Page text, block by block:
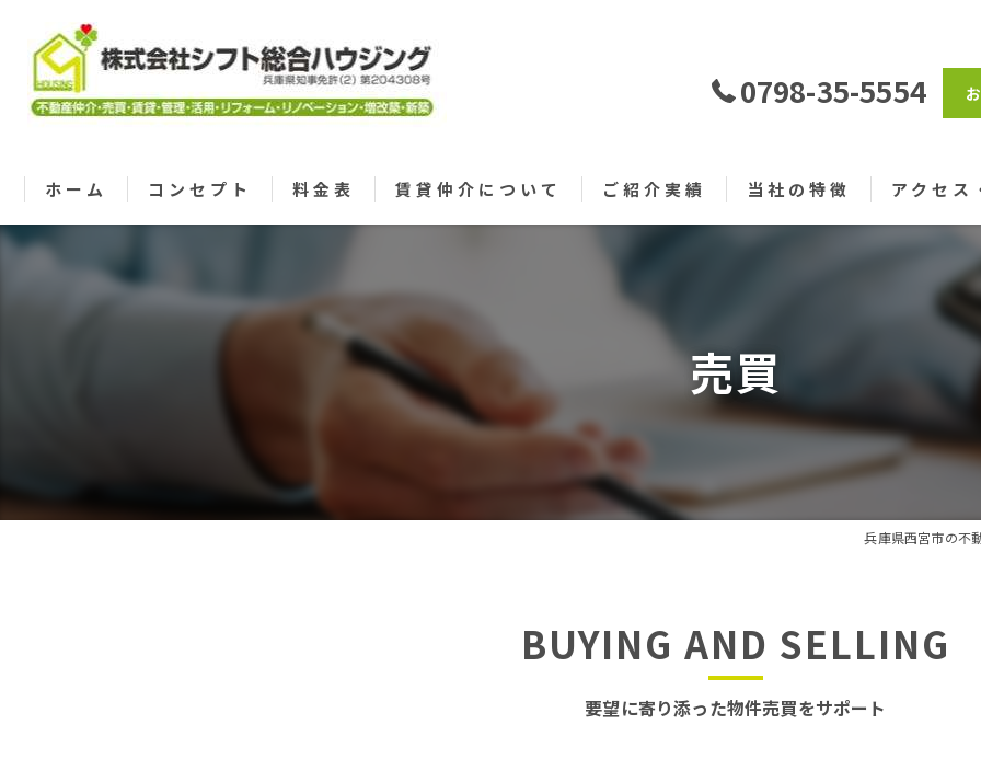
0798-35-5554
ホーム コンセプト 料金表 賃貸仲介について ご紹介実績 当社の特徴
戸建て
土地
仲介手数料
アクセス
売買
兵庫県西宮市の不
要望に寄り添った物件売買をサポート
BUYING AND SELLING